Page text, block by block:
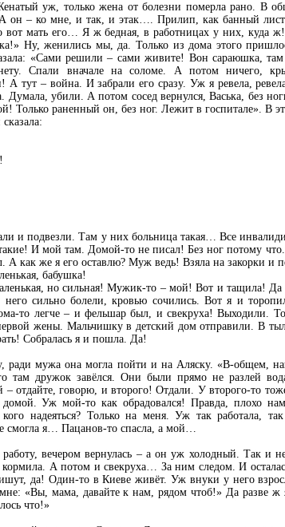
уж, только жена от болезни померла рано. В
А он – ко мне, и так, и этак…. Прилип, как банный
вот мать его… Я ж бедная, в работницах у них, куда
Ну, женились мы, да. Только из дома этого
«Сами решили – сами живите! Вон сараюшка,
Спали вначале на соломе. А потом ничего,
тут – война. И забрали его сразу. Уж я ревела,
убили. А потом сосед вернулся, Васька, без
Только раненный он, без ног. Лежит в госпитале». В
и подвезли. Там у них больница такая… Все
И мой там. Домой-то не писал! Без ног потому
А как же я его оставлю? Муж ведь! Взяла на закорки и
бабушка!
но сильная! Мужик-то – мой! Вот и тащила!
сильно болели, кровью сочились. Вот я и
то легче – и фельшар был, и свекруха! Выходили.
жены. Мальчишку в детский дом отправили. В
Собралась я и пошла. Да!
ради мужа она могла пойти и на Аляску. «В-общем,
дружок завёлся. Они были прямо не разлей
– отдайте, говорю, и второго! Отдали. У второго-то
Уж мой-то как обрадовался! Правда, плохо
надеяться? Только на меня. Уж так работала,
смогла я… Пацанов-то спасла, а мой…
вечером вернулась – а он уж холодный. Так и
А потом и свекруха… За ним следом. И
да! Один-то в Киеве живёт. Уж внуки у него
«Вы, мама, давайте к нам, рядом чтоб!» Да разве
что!»